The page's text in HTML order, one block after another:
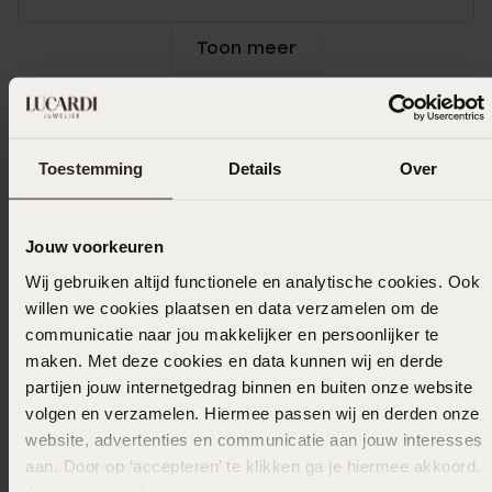
Toestemming Details Over
Jouw voorkeuren
Wij gebruiken altijd functionele en analytische cookies. Ook
willen we cookies plaatsen en data verzamelen om de
communicatie naar jou makkelijker en persoonlijker te
maken. Met deze cookies en data kunnen wij en derde
partijen jouw internetgedrag binnen en buiten onze website
volgen en verzamelen. Hiermee passen wij en derden onze
website, advertenties en communicatie aan jouw interesses
aan. Door op ‘accepteren’ te klikken ga je hiermee akkoord.
Toon meer
In winkelmand